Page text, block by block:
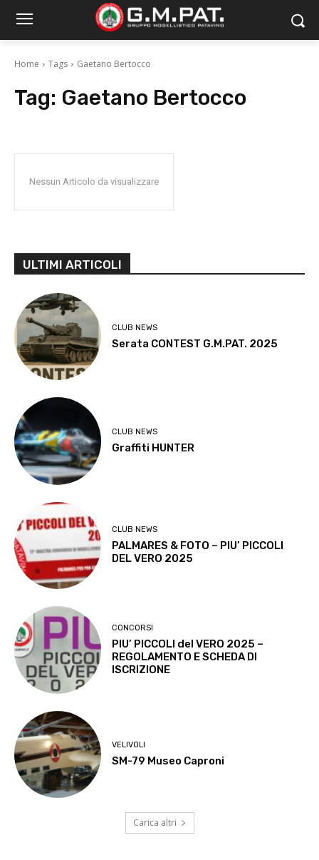
Home Tags Gaetano Bertocco
Tag: Gaetano Bertocco
Nessun Articolo da visualizzare
ULTIMI ARTICOLI
CLUB NEWS
Serata CONTEST G.M.PAT. 2025
CLUB NEWS
Graffiti HUNTER
CLUB NEWS
PALMARES & FOTO – PIU’ PICCOLI
DEL VERO 2025
CONCORSI
PIU’ PICCOLI del VERO 2025 –
REGOLAMENTO E SCHEDA DI
ISCRIZIONE
VELIVOLI
SM-79 Museo Caproni
Carica altri